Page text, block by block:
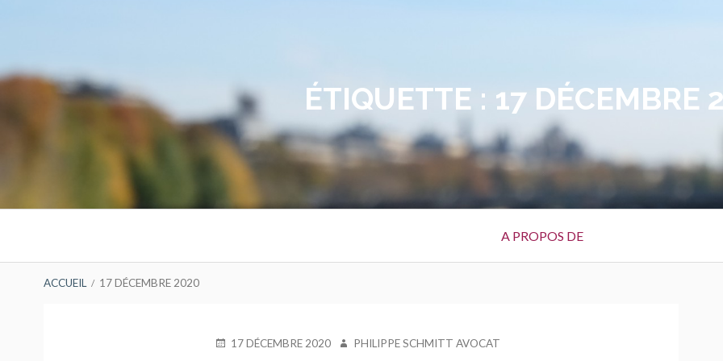
ÉTIQUETTE : 17 DÉCEMBRE
principal
A PROPOS DE
FIL
ACCUEIL 17 DÉCEMBRE 2020
PUBLIÉ17 DÉCEMBRE 2020 AUTEUR
PHILIPPE SCHMITT AVOCAT